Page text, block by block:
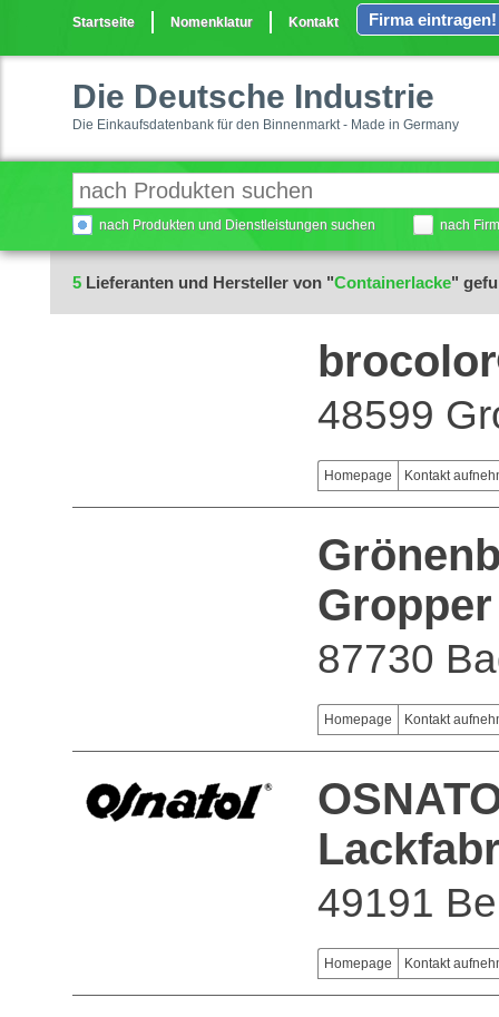
Startseite Nomenklatur Kontakt Firma eintragen!
Die Deutsche Industrie
Die Einkaufsdatenbank für den Binnenmarkt - Made in Germany
nach Produkten und Dienstleistungen suchen nach
5 Lieferanten und Hersteller von "Containerlacke"
48599
Homepage Kontakt
87730
Homepage Kontakt
49191
Homepage Kontakt